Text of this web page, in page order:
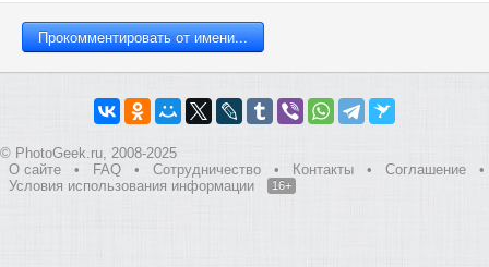
© PhotoGeek.ru, 2008-2025
О сайте
• FAQ • Сотрудничество • Контакты • Соглашение
•
Условия использования информации
16+